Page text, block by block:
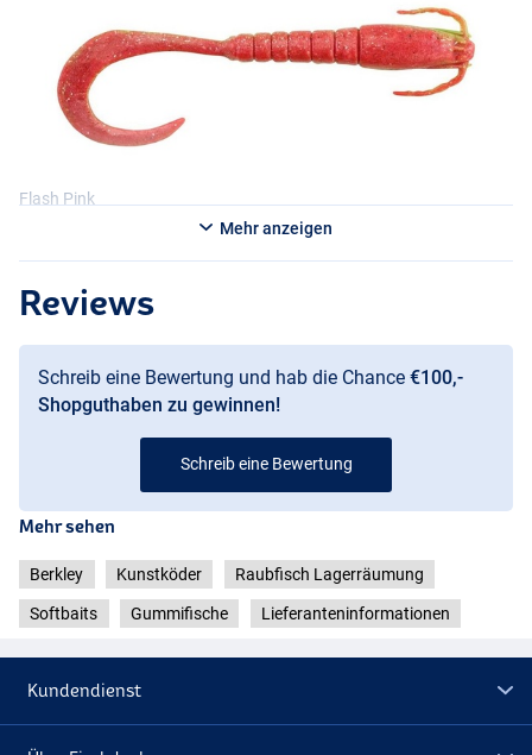
Flash Pink
Mehr anzeigen
Reviews
Schreib eine Bewertung und hab die Chance €100,-
Shopguthaben zu gewinnen!
Schreib eine Bewertung
Mehr sehen
Berkley Kunstköder Raubfisch Lagerräumung
Softbaits Gummifische Lieferanteninformationen
Kundendienst